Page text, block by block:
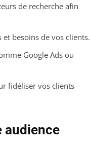
de recherche afin
besoins de vos clients.
Google Ads ou
fidéliser vos clients
audience